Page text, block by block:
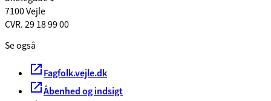
7100 Vejle
CVR. 29 18 99 00
Se også
Fagfolk.vejle.dk
Åbenhed og indsigt